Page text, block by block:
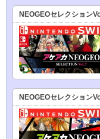
NEOGEOセレクション
NEOGEOセレクション